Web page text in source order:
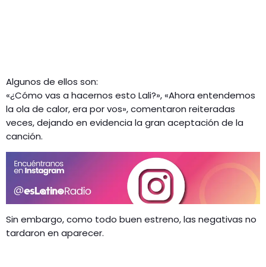
Algunos de ellos son:
«¿Cómo vas a hacernos esto Lali?», «Ahora entendemos
la ola de calor, era por vos», comentaron reiteradas
veces, dejando en evidencia la gran aceptación de la
canción.
Sin embargo, como todo buen estreno, las negativas no
tardaron en aparecer.